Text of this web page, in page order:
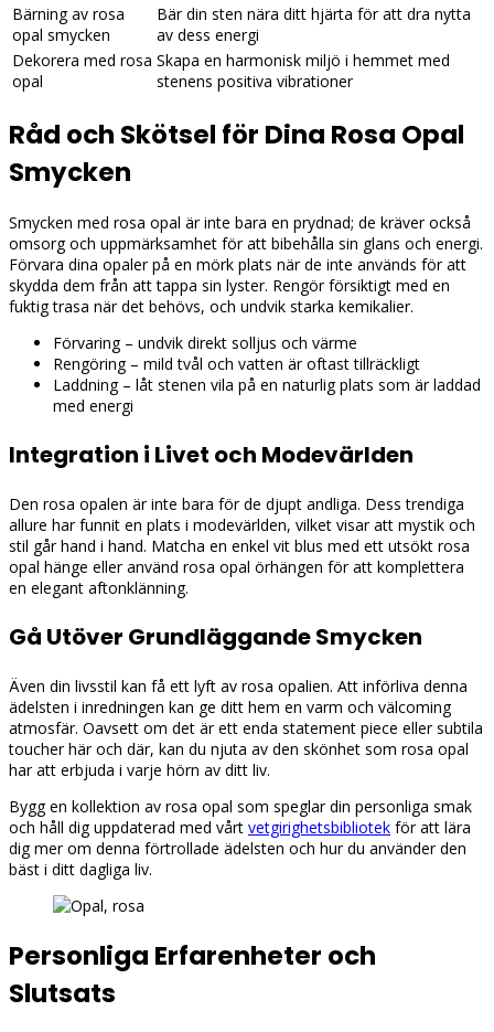
Bärning av rosa
opal smycken
Bär din sten nära ditt hjärta för att dra nytta
av dess energi
Dekorera med rosa
opal
Skapa en harmonisk miljö i hemmet med
stenens positiva vibrationer
Råd och Skötsel för Dina Rosa Opal
Smycken
Smycken med rosa opal är inte bara en prydnad; de kräver också
omsorg och uppmärksamhet för att bibehålla sin glans och energi.
Förvara dina opaler på en mörk plats när de inte används för att
skydda dem från att tappa sin lyster. Rengör försiktigt med en
fuktig trasa när det behövs, och undvik starka kemikalier.
Förvaring – undvik direkt solljus och värme
Rengöring – mild tvål och vatten är oftast tillräckligt
Laddning – låt stenen vila på en naturlig plats som är laddad
med energi
Integration i Livet och Modevärlden
Den rosa opalen är inte bara för de djupt andliga. Dess trendiga
allure har funnit en plats i modevärlden, vilket visar att mystik och
stil går hand i hand. Matcha en enkel vit blus med ett utsökt rosa
opal hänge eller använd rosa opal örhängen för att komplettera
en elegant aftonklänning.
Gå Utöver Grundläggande Smycken
Även din livsstil kan få ett lyft av rosa opalien. Att införliva denna
ädelsten i inredningen kan ge ditt hem en varm och välcoming
atmosfär. Oavsett om det är ett enda statement piece eller subtila
toucher här och där, kan du njuta av den skönhet som rosa opal
har att erbjuda i varje hörn av ditt liv.
Bygg en kollektion av rosa opal som speglar din personliga smak
och håll dig uppdaterad med vårt vetgirighetsbibliotek för att lära
dig mer om denna förtrollade ädelsten och hur du använder den
bäst i ditt dagliga liv.
Personliga Erfarenheter och
Slutsats